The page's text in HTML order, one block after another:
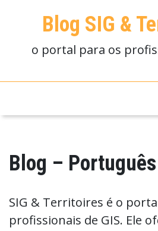
Blog SIG &
o portal para os
Blog – Português
SIG & Territoires é o
profissionais de GIS. Ele